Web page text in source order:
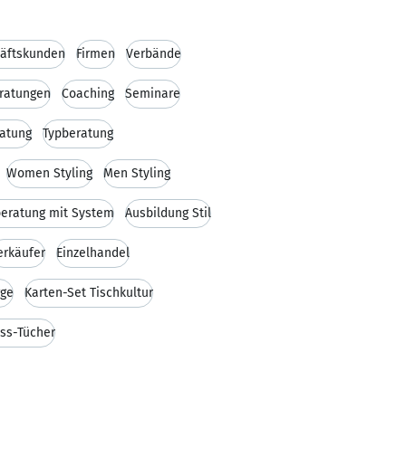
Firmen Verbände
Coaching Seminare
Typberatung
Women Styling Men Styling
mit System Ausbildung Stil
Einzelhandel
Karten-Set Tischkultur
Tücher